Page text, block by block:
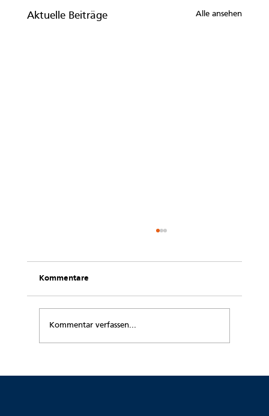
Aktuelle Beiträge Alle ansehen
Rheumaschub!“
Kommentare
Kommentar verfassen...